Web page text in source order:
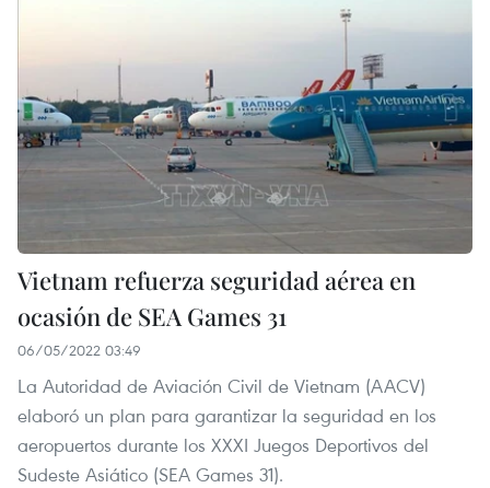
Vietnam refuerza seguridad aérea en
ocasión de SEA Games 31
06/05/2022 03:49
La Autoridad de Aviación Civil de Vietnam (AACV)
elaboró un plan para garantizar la seguridad en los
aeropuertos durante los XXXI Juegos Deportivos del
Sudeste Asiático (SEA Games 31).